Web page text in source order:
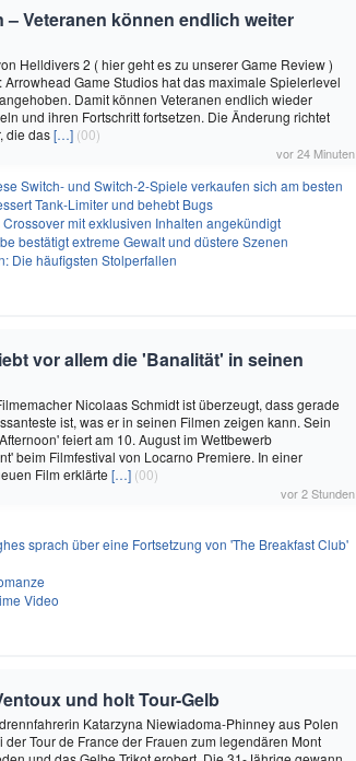
Veteranen können endlich weiter
Helldivers 2 ( hier geht es zu unserer Game Review )
Game Studios hat das maximale Spielerlevel
Damit können Veteranen endlich wieder
und ihren Fortschritt fortsetzen. Die Änderung richtet
die das[…] (00)
vor 24 Minuten
Switch- und Switch-2-Spiele verkaufen sich am besten
Tank-Limiter und behebt Bugs
mit exklusiven Inhalten angekündigt
bestätigt extreme Gewalt und düstere Szenen
Die häufigsten Stolperfallen
vor allem die 'Banalität' in seinen
Nicolaas Schmidt ist überzeugt, dass gerade
ist, was er in seinen Filmen zeigen kann. Sein
feiert am 10. August im Wettbewerb
beim Filmfestival von Locarno Premiere. In einer
Film erklärte […] (00)
vor 2 Stunden
sprach über eine Fortsetzung von 'The Breakfast Club'
Video
und holt Tour-Gelb
Katarzyna Niewiadoma-Phinney aus Polen
Tour de France der Frauen zum legendären Mont